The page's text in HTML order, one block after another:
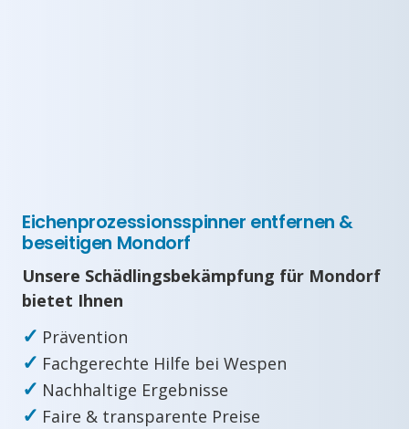
Eichenprozessionsspinner entfernen &
beseitigen Mondorf
Unsere Schädlingsbekämpfung für Mondorf
bietet Ihnen
✓ Prävention
✓ Fachgerechte Hilfe bei Wespen
✓ Nachhaltige Ergebnisse
✓ Faire & transparente Preise